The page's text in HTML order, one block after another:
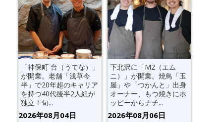
「神保町 台（うてな）」
が開業。老舗「浅草今
半」で20年超のキャリア
を持つ40代後半2人組が
独立！旬...
2026年08月04日
下北沢に「M2（エム
ニ）」が開業。焼鳥「玉
屋」や「つかんと」出身
オーナー、もつ焼きにホ
ッピーからナチ...
2026年08月06日